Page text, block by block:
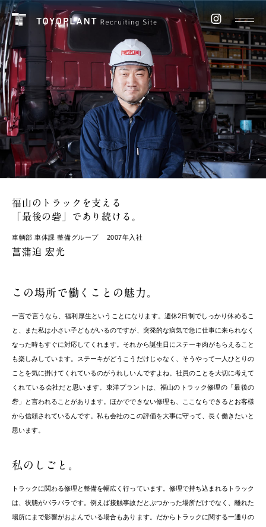
福山のトラックを支える
「最後の砦」であり続ける。
車輌部 車体課 整備グループ 2007年入社
菖蒲迫 宏光
この場所で働くことの魅力。
一言で言うなら、福利厚生ということになります。週休2日制でしっかり休めるこ
と、また私は小さい子どもがいるのですが、突発的な病気で急に仕事に来られなく
なった時もすぐに対応してくれます。それから誕生日にステーキ肉がもらえること
も楽しみしています。ステーキがどうこうだけじゃなく、そうやって一人ひとりの
ことを気に掛けてくれているのがうれしいんですよね。社員のことを大切に考えて
くれている会社だと思います。東洋プラントは、福山のトラック修理の「最後の
砦」と言われることがあります。ほかでできない修理も、ここならできるとお客様
から信頼されているんです。私も会社のこの評価を大事に守って、長く働きたいと
思います。
私のしごと。
トラックに関わる修理と整備を幅広く行っています。修理で持ち込まれるトラック
は、状態がバラバラです。例えば接触事故だとぶつかった場所だけでなく、離れた
場所にまで影響がおよんでいる場合もあります。だからトラックに関する一通りの